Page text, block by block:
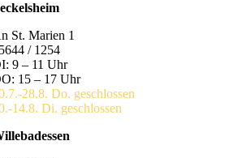
St. Marien 1
/ 1254
9 – 11 Uhr
15 – 17 Uhr
28.8. Do. geschlossen
14.8. Di. geschlossen